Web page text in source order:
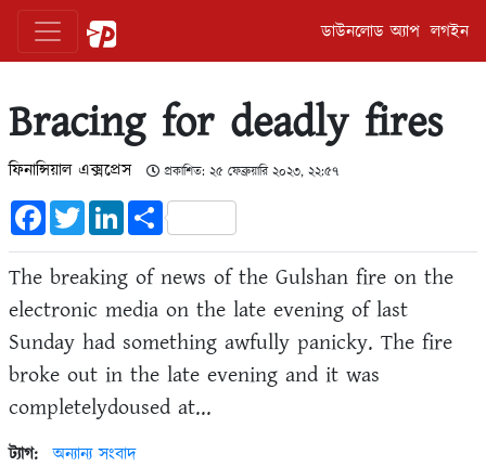
ডাউনলোড অ্যাপ লগইন
Bracing for deadly fires
ফিনান্সিয়াল এক্সপ্রেস প্রকাশিত: ২৫ ফেব্রুয়ারি ২০২৩, ২২:৫৭
FacebookTwitterLinkedInShare
The breaking of news of the Gulshan fire on the
electronic media on the late evening of last
Sunday had something awfully panicky. The fire
broke out in the late evening and it was
completelydoused at...
ট্যাগ: অন্যান্য সংবাদ